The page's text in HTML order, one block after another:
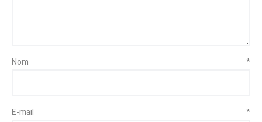
Nom *
E-mail *